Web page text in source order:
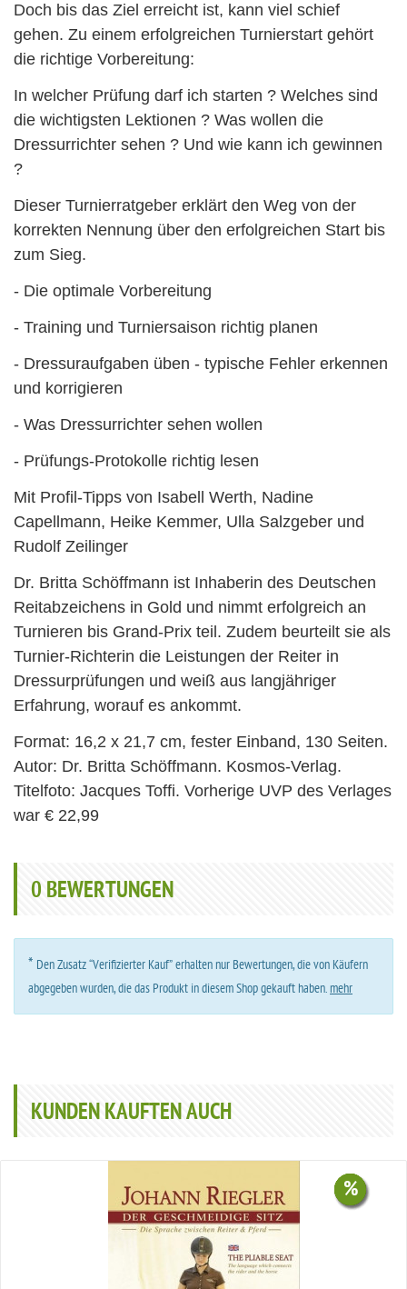
Doch bis das Ziel erreicht ist, kann viel schief
gehen. Zu einem erfolgreichen Turnierstart gehört
die richtige Vorbereitung:
In welcher Prüfung darf ich starten ? Welches sind
die wichtigsten Lektionen ? Was wollen die
Dressurrichter sehen ? Und wie kann ich gewinnen
?
Dieser Turnierratgeber erklärt den Weg von der
korrekten Nennung über den erfolgreichen Start bis
zum Sieg.
- Die optimale Vorbereitung
- Training und Turniersaison richtig planen
- Dressuraufgaben üben - typische Fehler erkennen
und korrigieren
- Was Dressurrichter sehen wollen
- Prüfungs-Protokolle richtig lesen
Mit Profil-Tipps von Isabell Werth, Nadine
Capellmann, Heike Kemmer, Ulla Salzgeber und
Rudolf Zeilinger
Dr. Britta Schöffmann ist Inhaberin des Deutschen
Reitabzeichens in Gold und nimmt erfolgreich an
Turnieren bis Grand-Prix teil. Zudem beurteilt sie als
Turnier-Richterin die Leistungen der Reiter in
Dressurprüfungen und weiß aus langjähriger
Erfahrung, worauf es ankommt.
Format: 16,2 x 21,7 cm, fester Einband, 130 Seiten.
Autor: Dr. Britta Schöffmann. Kosmos-Verlag.
Titelfoto: Jacques Toffi. Vorherige UVP des Verlages
war € 22,99
0 BEWERTUNGEN
* Den Zusatz “Verifizierter Kauf” erhalten nur Bewertungen, die von Käufern
abgegeben wurden, die das Produkt in diesem Shop gekauft haben.mehr
KUNDEN KAUFTEN AUCH
%
%
%
%
%